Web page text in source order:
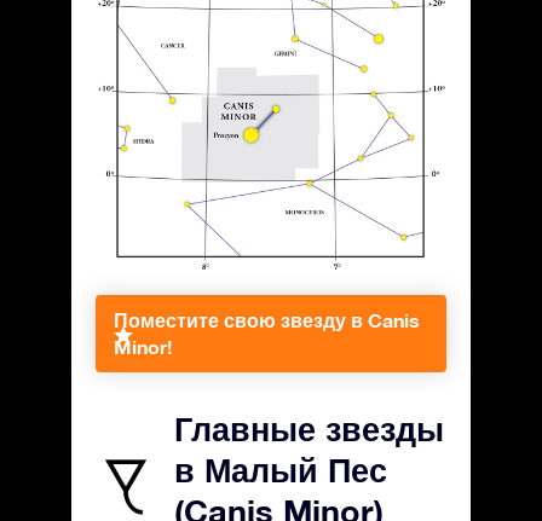
Поместите свою звезду в Canis
Minor!
Главные звезды
в Малый Пес
(Canis Minor)